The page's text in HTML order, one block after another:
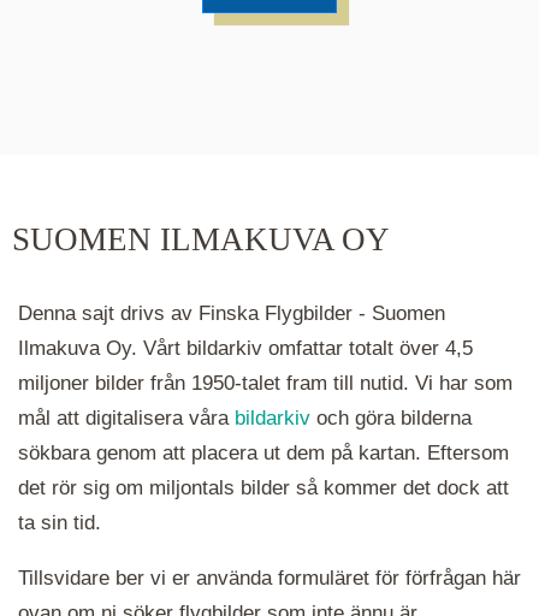
hålla ned ctrl-tangenten och scrolla.
SUOMEN ILMAKUVA OY
Denna sajt drivs av Finska Flygbilder - Suomen
Ilmakuva Oy. Vårt bildarkiv omfattar totalt över 4,5
miljoner bilder från 1950-talet fram till nutid. Vi har som
mål att digitalisera våra bildarkiv och göra bilderna
sökbara genom att placera ut dem på kartan. Eftersom
det rör sig om miljontals bilder så kommer det dock att
ta sin tid.
Tillsvidare ber vi er använda formuläret för förfrågan här